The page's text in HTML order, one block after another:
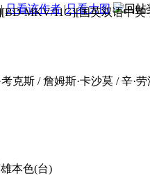
| 只看该作者 |只看大图
MKV/11G][国英双语中
克斯 / 詹姆斯·卡沙莫 / 辛·劳
本色(台)